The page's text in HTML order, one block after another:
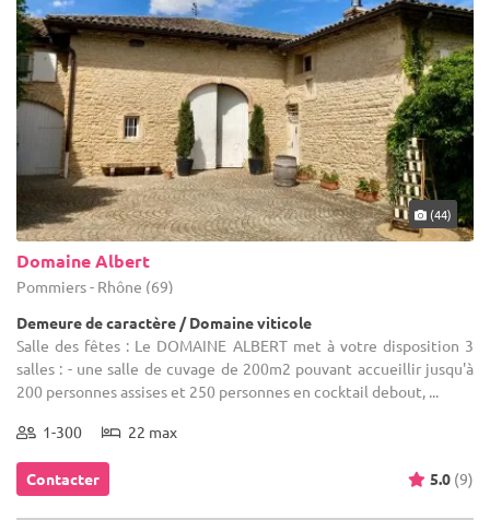
(44)
Domaine Albert
Pommiers - Rhône (69)
Demeure de caractère / Domaine viticole
Salle des fêtes : Le DOMAINE ALBERT met à votre disposition 3
salles : - une salle de cuvage de 200m2 pouvant accueillir jusqu'à
200 personnes assises et 250 personnes en cocktail debout, ...
1-300 22 max
Contacter 5.0 (9)